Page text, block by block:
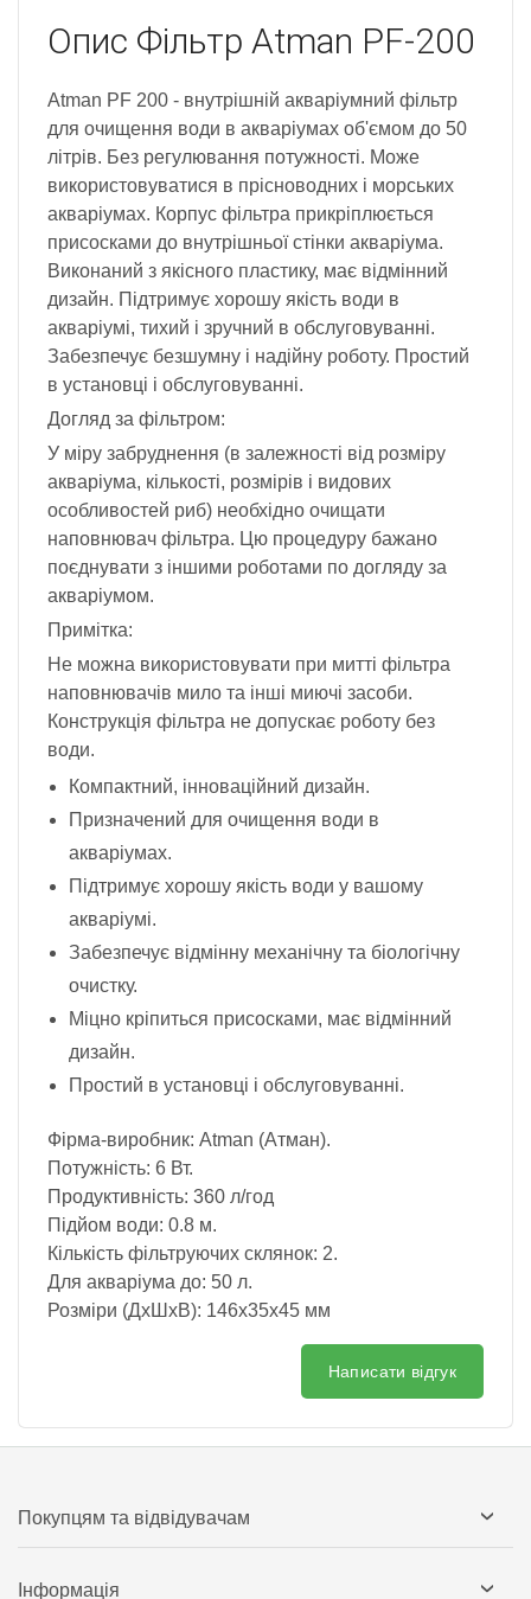
Опис Фільтр Atman PF-200
Atman PF 200 - внутрішній акваріумний фільтр
для очищення води в акваріумах об'ємом до 50
літрів. Без регулювання потужності. Може
використовуватися в прісноводних і морських
акваріумах. Корпус фільтра прикріплюється
присосками до внутрішньої стінки акваріума.
Виконаний з якісного пластику, має відмінний
дизайн. Підтримує хорошу якість води в
акваріумі, тихий і зручний в обслуговуванні.
Забезпечує безшумну і надійну роботу. Простий
в установці і обслуговуванні.
Догляд за фільтром:
У міру забруднення (в залежності від розміру
акваріума, кількості, розмірів і видових
особливостей риб) необхідно очищати
наповнювач фільтра. Цю процедуру бажано
поєднувати з іншими роботами по догляду за
акваріумом.
Примітка:
Не можна використовувати при митті фільтра
наповнювачів мило та інші миючі засоби.
Конструкція фільтра не допускає роботу без
води.
Компактний, інноваційний дизайн.
Призначений для очищення води в
акваріумах.
Підтримує хорошу якість води у вашому
акваріумі.
Забезпечує відмінну механічну та біологічну
очистку.
Міцно кріпиться присосками, має відмінний
дизайн.
Простий в установці і обслуговуванні.
Фірма-виробник: Atman (Атман).
Потужність: 6 Вт.
Продуктивність: 360 л/год
Підйом води: 0.8 м.
Кількість фільтруючих склянок: 2.
Для акваріума до: 50 л.
Розміри (ДхШхВ): 146x35х45 мм
Написати відгук
Покупцям та відвідувачам
Інформація